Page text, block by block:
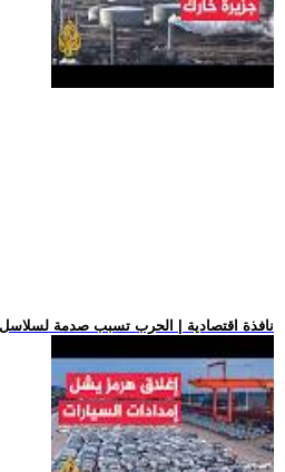
.. نافذة اقتصادية | الحرب تسبب صدمة